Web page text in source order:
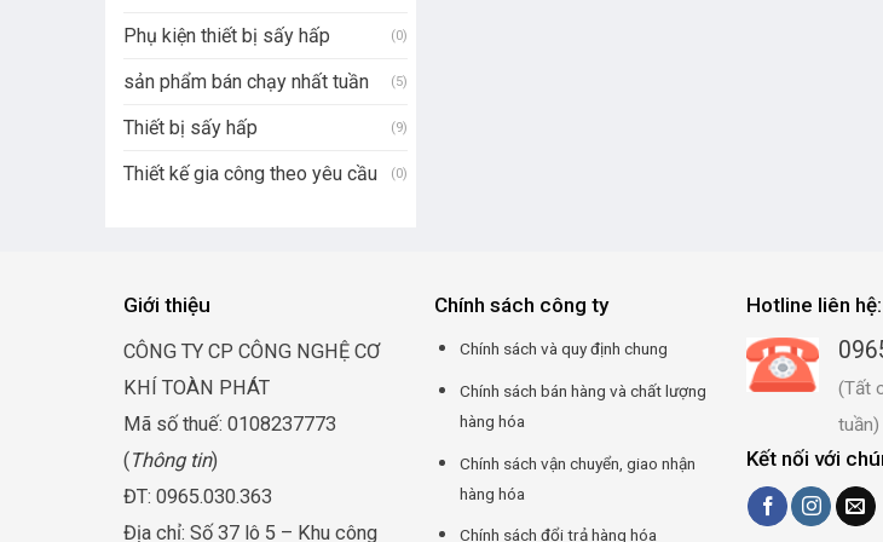
Phụ kiện thiết bị sấy hấp
(0)
sản phẩm bán chạy nhất tuần (5)
Thiết bị sấy hấp (9)
Thiết kế gia công theo yêu cầu (0)
Giới thiệu
CÔNG TY CP CÔNG NGHỆ CƠ
KHÍ TOÀN PHÁT
Mã số thuế: 0108237773
( Thông tin)
ĐT: 0965.030.363
Địa chỉ: Số 37 lô 5 – Khu công
Chính sách công ty
Chính sách và quy định chung
Chính sách bán hàng và chất lượng
hàng hóa
Chính sách vận chuyển, giao nhận
hàng hóa
Chính sách đổi trả hàng hóa
Hotline liên hệ:
(Tất
tuần)
Kết nối với